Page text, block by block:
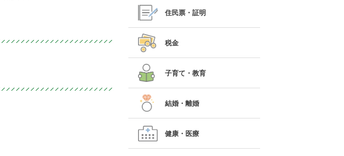
住民票・証明
税金
子育て・教育
結婚・離婚
健康・医療